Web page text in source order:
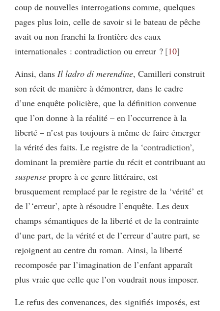
coup de nouvelles interrogations comme, quelques
pages plus loin, celle de savoir si le bateau de pêche
avait ou non franchi la frontière des eaux
internationales : contradiction ou erreur ? 10
Ainsi, dans Il ladro di merendine, Camilleri construit
son récit de manière à démontrer, dans le cadre
d’une enquête policière, que la définition convenue
que l’on donne à la réalité – en l’occurrence à la
liberté – n’est pas toujours à même de faire émerger
la vérité des faits. Le registre de la ‘contradiction’,
dominant la première partie du récit et contribuant au
suspense propre à ce genre littéraire, est
brusquement remplacé par le registre de la ‘vérité’ et
de l’‘erreur’, apte à résoudre l’enquête. Les deux
champs sémantiques de la liberté et de la contrainte
d’une part, de la vérité et de l’erreur d’autre part, se
rejoignent au centre du roman. Ainsi, la liberté
recomposée par l’imagination de l’enfant apparaît
plus vraie que celle que l’on voudrait nous imposer.
Le refus des convenances, des signifiés imposés, est